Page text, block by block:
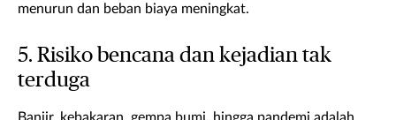
menurun dan beban biaya meningkat.
5. Risiko bencana dan kejadian tak
terduga